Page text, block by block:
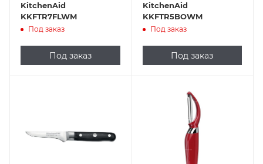
KitchenAid
KKFTR7FLWM
Под заказ
Под заказ
KitchenAid
KKFTR5BOWM
Под заказ
Под заказ